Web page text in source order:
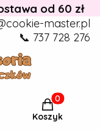
od 60 zł
master.pl
📞 737 728 276
Produkty w
Koszyk